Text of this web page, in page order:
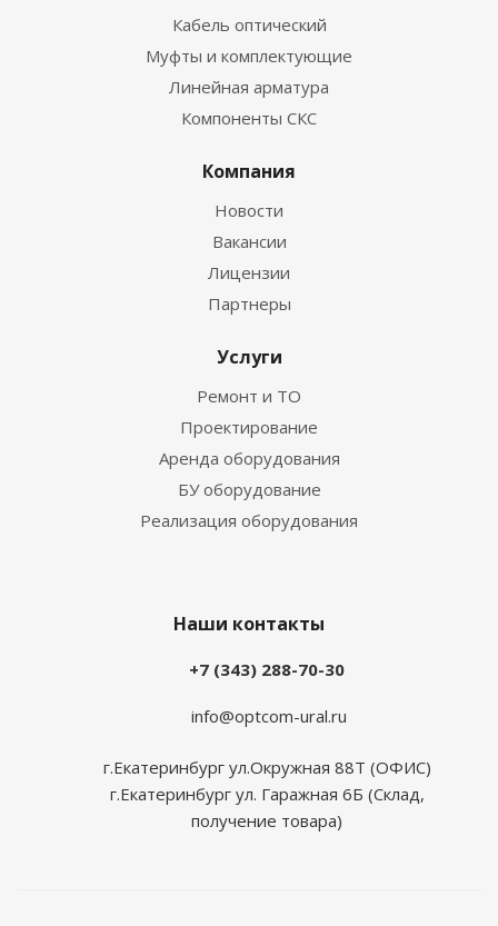
Кабель оптический
Муфты и комплектующие
Линейная арматура
Компоненты СКС
Компания
Новости
Вакансии
Лицензии
Партнеры
Услуги
Ремонт и ТО
Проектирование
Аренда оборудования
БУ оборудование
Реализация оборудования
Наши контакты
+7 (343) 288-70-30
info@optcom-ural.ru
г.Екатеринбург ул.Окружная 88Т (ОФИС)
г.Екатеринбург ул. Гаражная 6Б (Склад,
получение товара)